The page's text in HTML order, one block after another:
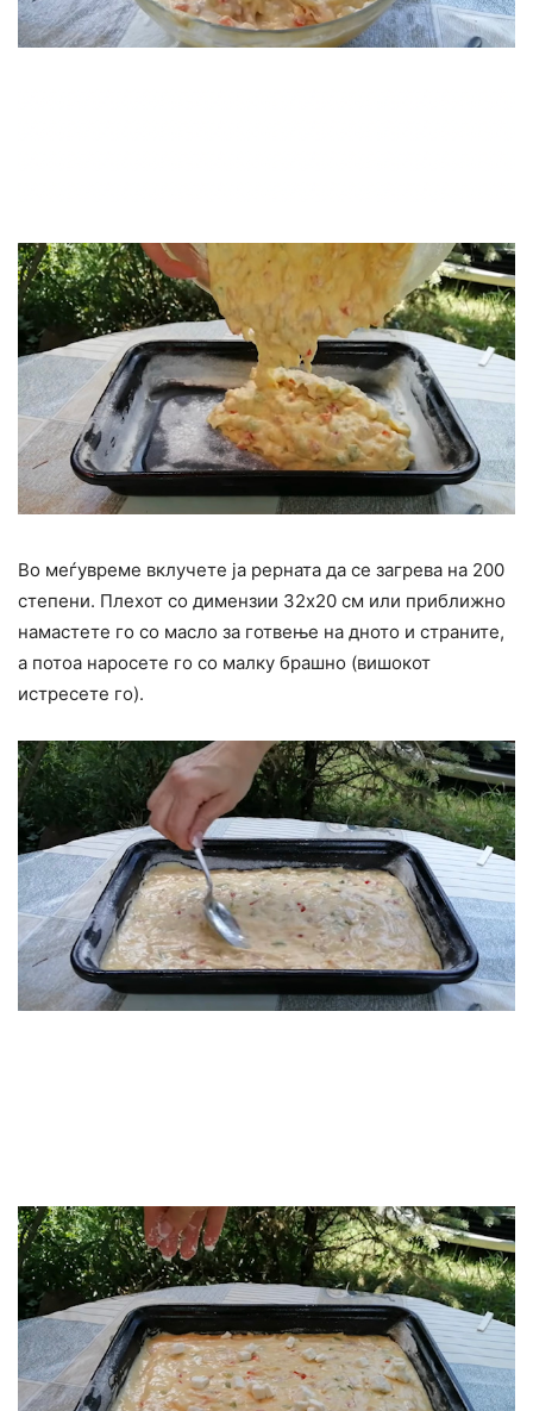
Во меѓувреме вклучете ја рерната да се загрева на 200
степени. Плехот со димензии 32х20 см или приближно
намастете го со масло за готвење на дното и страните,
а потоа наросете го со малку брашно (вишокот
истресете го).